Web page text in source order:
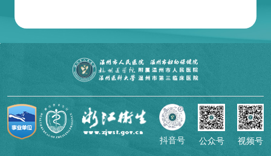
抖音号 公众号 视频号